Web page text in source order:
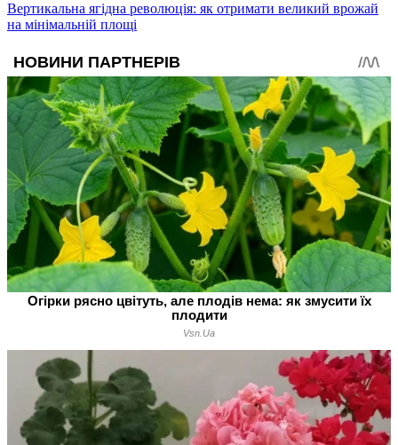
Вертикальна ягідна революція: як отримати великий врожай
на мінімальній площі